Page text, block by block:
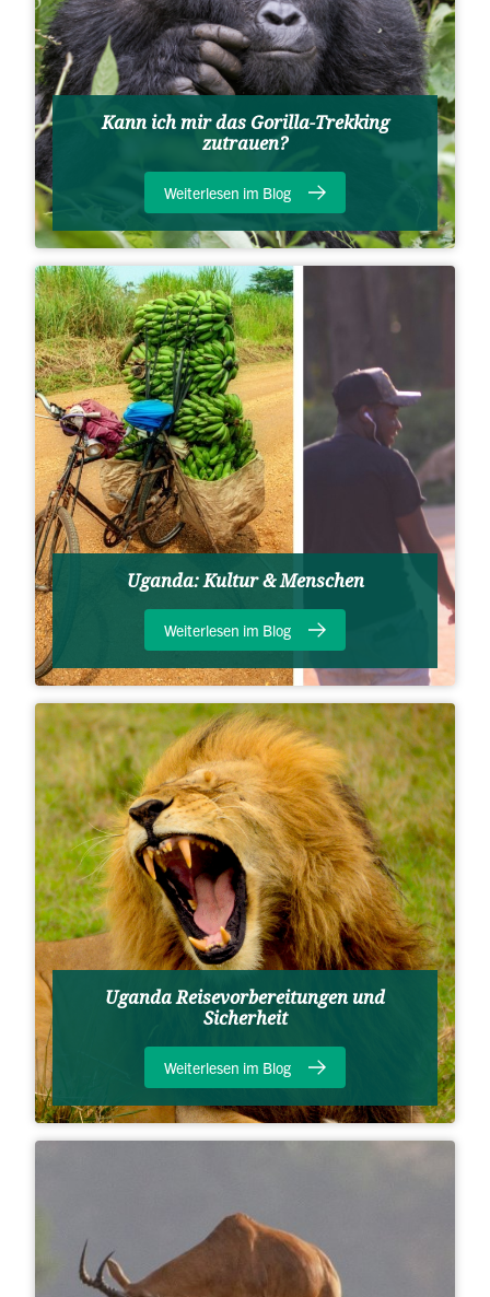
Kann ich mir das Gorilla-Trekking
zutrauen?
Weiterlesen im Blog
Uganda: Kultur & Menschen
Weiterlesen im Blog
Uganda Reisevorbereitungen und
Sicherheit
Weiterlesen im Blog